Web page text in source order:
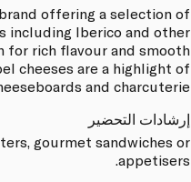
offering a selection of
including Iberico and other
for rich flavour and smooth
cheeses are a highlight of
and charcuterie.
إرشادات التحضير
gourmet sandwiches or
appetisers.